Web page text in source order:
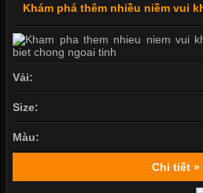
Khám phá thêm nhiều niềm vui
Vải:
Size:
Màu:
Chi tiết »